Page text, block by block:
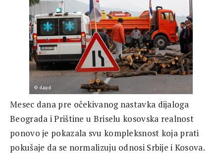
Mesec dana pre očekivanog nastavka dijaloga
Beograda i Prištine u Briselu kosovska realnost
ponovo je pokazala svu kompleksnost koja prati
pokušaje da se normalizuju odnosi Srbije i Kosova.